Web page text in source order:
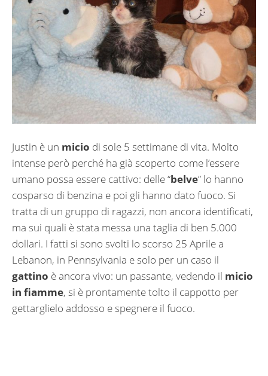
Justin è un micio di sole 5 settimane di vita. Molto
intense però perché ha già scoperto come l’essere
umano possa essere cattivo: delle “belve” lo hanno
cosparso di benzina e poi gli hanno dato fuoco. Si
tratta di un gruppo di ragazzi, non ancora identificati,
ma sui quali è stata messa una taglia di ben 5.000
dollari. I fatti si sono svolti lo scorso 25 Aprile a
Lebanon, in Pennsylvania e solo per un caso il
gattino è ancora vivo: un passante, vedendo il micio
in fiamme, si è prontamente tolto il cappotto per
gettarglielo addosso e spegnere il fuoco.